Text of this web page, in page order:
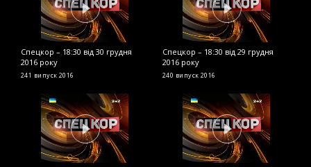
Спецкор – 18:30 від 30 грудня
2016 року
241 випуск 2016
Спецкор – 18:30 від 29 грудня
2016 року
240 випуск 2016